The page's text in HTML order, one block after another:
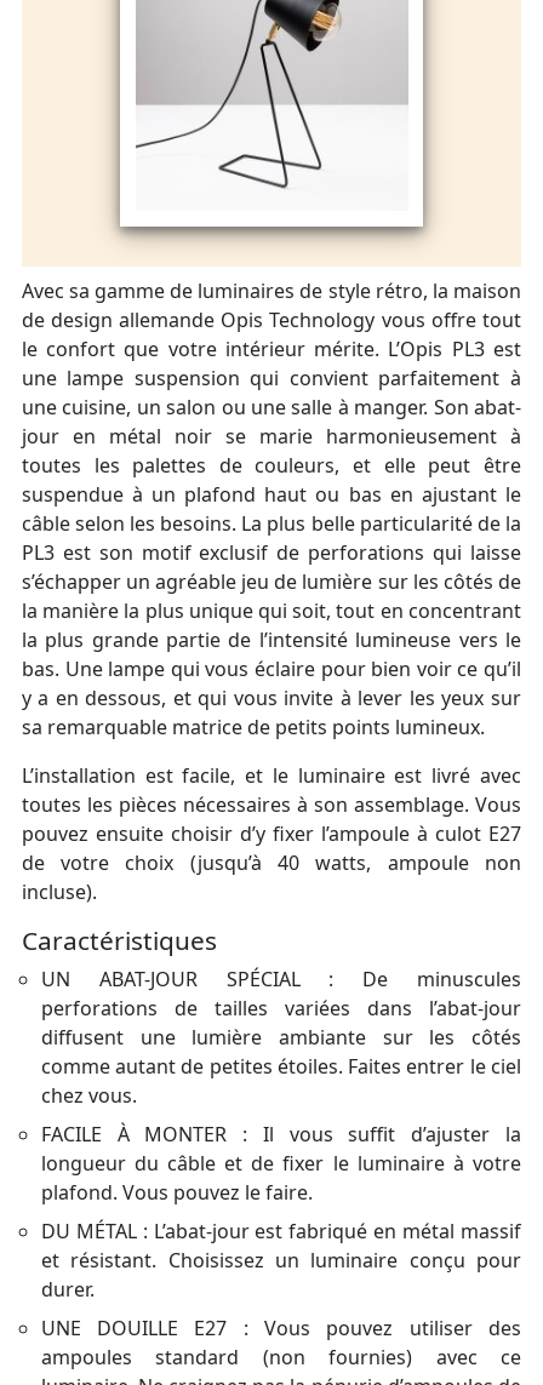
Avec sa gamme de luminaires de style rétro, la maison
de design allemande Opis Technology vous offre tout
le confort que votre intérieur mérite. L’Opis PL3 est
une lampe suspension qui convient parfaitement à
une cuisine, un salon ou une salle à manger. Son abat-
jour en métal noir se marie harmonieusement à
toutes les palettes de couleurs, et elle peut être
suspendue à un plafond haut ou bas en ajustant le
câble selon les besoins. La plus belle particularité de la
PL3 est son motif exclusif de perforations qui laisse
s’échapper un agréable jeu de lumière sur les côtés de
la manière la plus unique qui soit, tout en concentrant
la plus grande partie de l’intensité lumineuse vers le
bas. Une lampe qui vous éclaire pour bien voir ce qu’il
y a en dessous, et qui vous invite à lever les yeux sur
sa remarquable matrice de petits points lumineux.
L’installation est facile, et le luminaire est livré avec
toutes les pièces nécessaires à son assemblage. Vous
pouvez ensuite choisir d’y fixer l’ampoule à culot E27
de votre choix (jusqu’à 40 watts, ampoule non
incluse).
Caractéristiques
UN ABAT-JOUR SPÉCIAL : De minuscules
perforations de tailles variées dans l’abat-jour
diffusent une lumière ambiante sur les côtés
comme autant de petites étoiles. Faites entrer le ciel
chez vous.
FACILE À MONTER : Il vous suffit d’ajuster la
longueur du câble et de fixer le luminaire à votre
plafond. Vous pouvez le faire.
DU MÉTAL : L’abat-jour est fabriqué en métal massif
et résistant. Choisissez un luminaire conçu pour
durer.
UNE DOUILLE E27 : Vous pouvez utiliser des
ampoules standard (non fournies) avec ce